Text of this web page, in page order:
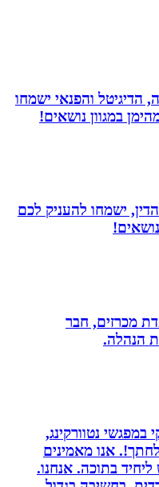
והפנאי ישמחו
נושאים!
להעניק לכם
חבר
נטוורקינג,
אנו מאמינים
בתוכה. אנחנו.